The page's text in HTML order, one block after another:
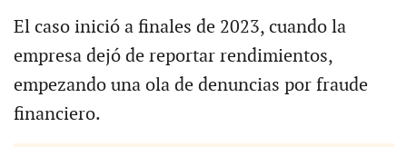
El caso inició a finales de 2023, cuando la
empresa dejó de reportar rendimientos,
empezando una ola de denuncias por fraude
financiero.